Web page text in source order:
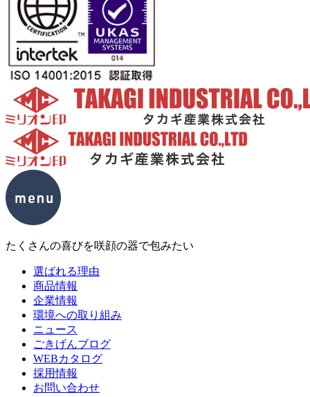
たくさんの喜びを咲顔の器で包みたい
選ばれる理由
商品情報
企業情報
環境への取り組み
ニュース
ごきげんブログ
WEBカタログ
採用情報
お問い合わせ